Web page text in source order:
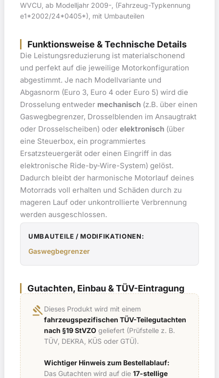
WVCU, ab Modelljahr 2009-, (Fahrzeug-Typkennung
e1*2002/24*0405*), mit Umbauteilen
Funktionsweise & Technische Details
Die Leistungsreduzierung ist materialschonend
und perfekt auf die jeweilige Motorkonfiguration
abgestimmt. Je nach Modellvariante und
Abgasnorm (Euro 3, Euro 4 oder Euro 5) wird die
Drosselung entweder mechanisch (z.B. über einen
Gaswegbegrenzer, Drosselblenden im Ansaugtrakt
oder Drosselscheiben) oder elektronisch (über
eine Steuerbox, ein programmiertes
Ersatzsteuergerät oder einen Eingriff in das
elektronische Ride-by-Wire-System) gelöst.
Dadurch bleibt der harmonische Motorlauf deines
Motorrads voll erhalten und Schäden durch zu
mageren Lauf oder unkontrollierte Verbrennung
werden ausgeschlossen.
UMBAUTEILE / MODIFIKATIONEN:
Gaswegbegrenzer
Gutachten, Einbau & TÜV-Eintragung
gavel Dieses Produkt wird mit einem
fahrzeugspezifischen TÜV-Teilegutachten
nach §19 StVZO geliefert (Prüfstelle z. B.
TÜV, DEKRA, KÜS oder GTÜ).
Wichtiger Hinweis zum Bestellablauf:
Das Gutachten wird auf die 17-stellige